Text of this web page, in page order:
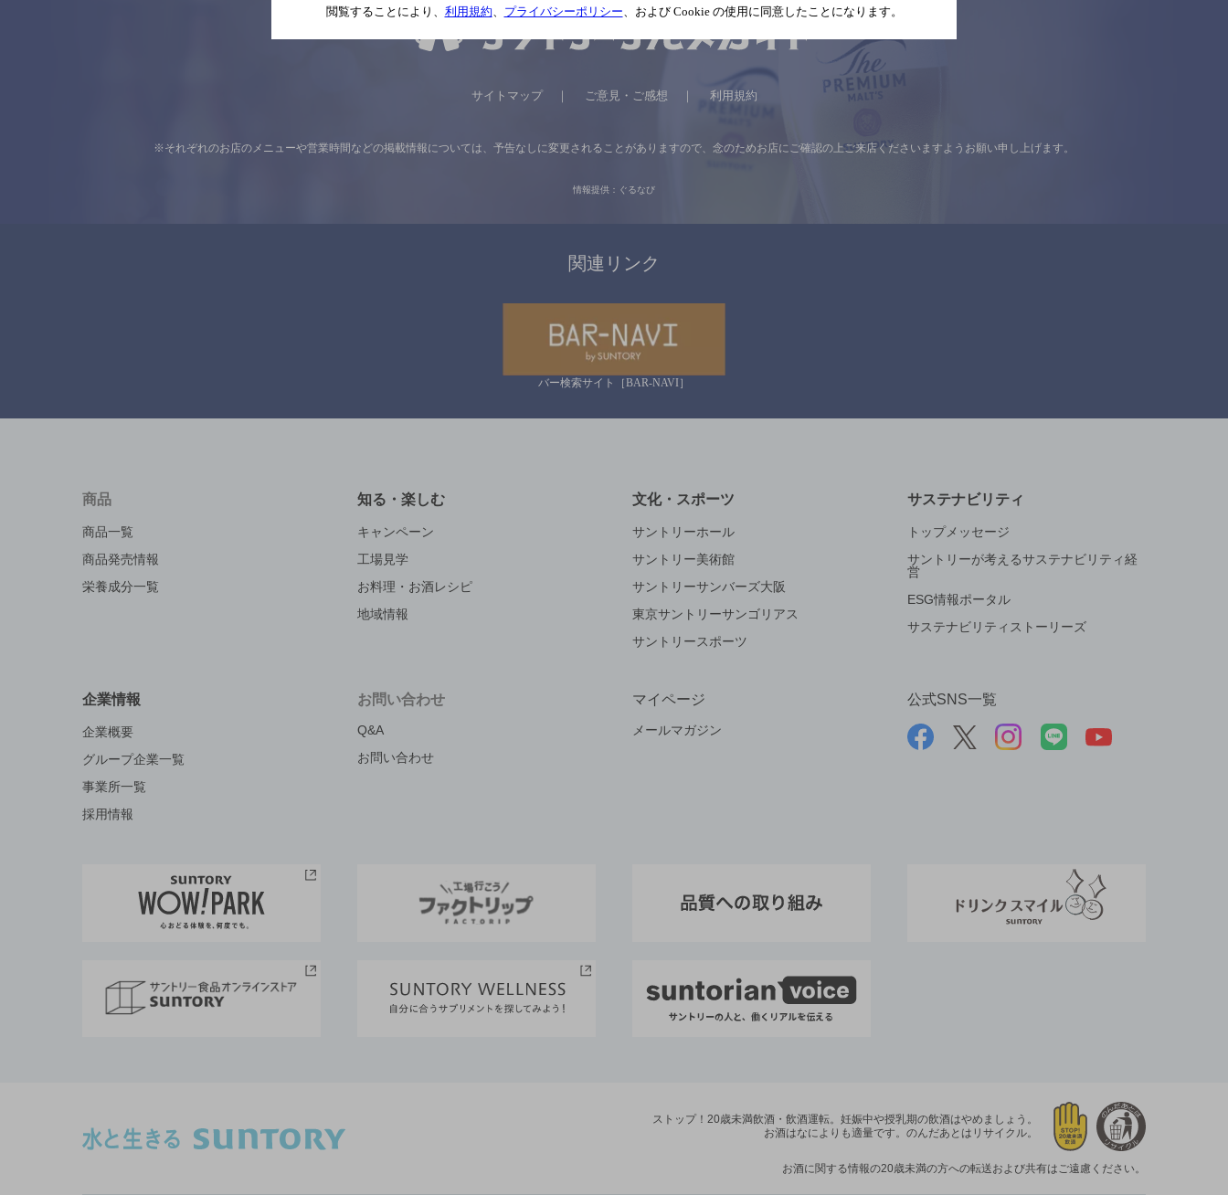
サイトマップ ご意見・ご感想 利用規約
※それぞれのお店のメニューや営業時間などの掲載情報については、 予告なしに変更されることがありますので、 念のためお店にご確認の上ご来店くださいますようお願い申し上げます。
情報提供：ぐるなび
関連リンク
バー検索サイト［BAR-NAVI］
商品
商品一覧
商品発売情報
栄養成分一覧
知る・楽しむ
キャンペーン
工場見学
お料理・お酒レシピ
地域情報
文化・スポーツ
サントリーホール
サントリー美術館
サントリーサンバーズ大阪
東京サントリーサンゴリアス
サントリースポーツ
サステナビリティ
トップメッセージ
サントリーが考えるサステナビリティ経
営
ESG情報ポータル
サステナビリティストーリーズ
企業情報
企業概要
グループ企業一覧
事業所一覧
採用情報
お問い合わせ
Q&A
お問い合わせ
マイページ
メールマガジン
公式SNS一覧
ストップ！20歳未満飲酒・飲酒運転。 妊娠中や授乳期の飲酒はやめましょう。
お酒はなによりも適量です。 のんだあとはリサイクル。
お酒に関する情報の20歳未満の方への転送および共有はご遠慮ください。
閲覧することにより、 利用規約、 プライバシーポリシー、および Cookie の使用に同意したことになります。